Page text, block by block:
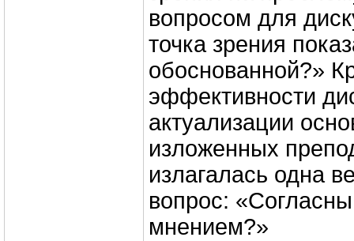
вопросом для
точка зрения
обоснованной?»
эффективности
актуализации
изложенных
излагалась одна
вопрос:
мнением?»